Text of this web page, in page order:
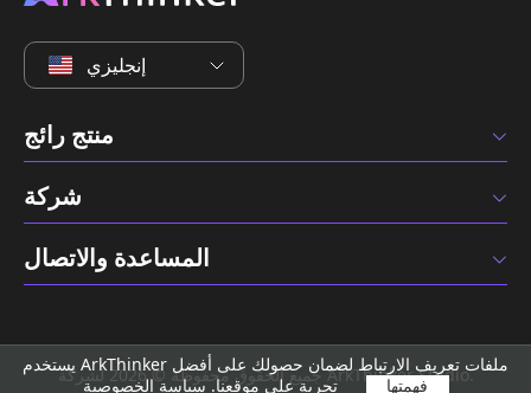
إنجليزي
منتج رائج
شركة
المساعدة والاتصال
جميع الحقوق محفوظة © 2026 لشركة ArkThinker Studio.
يستخدم ArkThinker ملفات تعريف الارتباط لضمان حصولك على أفضل
تجربة على موقعنا.سياسة الخصوصية فهمتها